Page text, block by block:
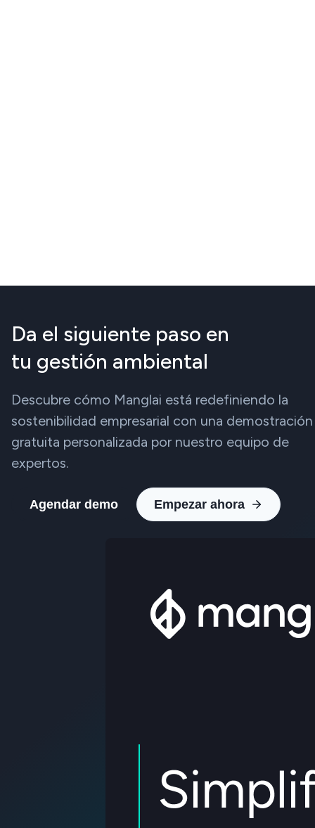
Da el siguiente paso en
tu gestión ambiental
Descubre cómo Manglai está redefiniendo la
sostenibilidad empresarial con una demostración
gratuita personalizada por nuestro equipo de
expertos.
Agendar demo Empezar ahora